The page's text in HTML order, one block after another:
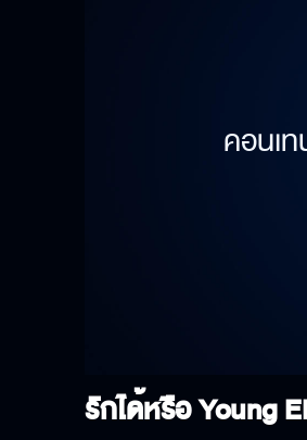
คอนเ
รักได้หรือ Young